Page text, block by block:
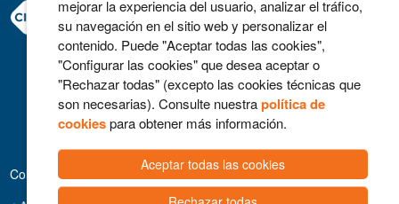
Consorci Hospitalari de Vic
Carrer Francesc Pla 'El Vigatà', 1
08500 Vic
Telefono 93 702 77 16
Contacto
Aviso legal
Colaboradores
mejorar la experiencia del usuario, analizar el tráfico,
su navegación en el sitio web y personalizar el
contenido. Puede "Aceptar todas las cookies",
"Configurar las cookies" que desea aceptar o
"Rechazar todas" (excepto las cookies técnicas que
son necesarias). Consulte nuestrapolítica de
cookiespara obtener más información.
Aceptar todas las cookies